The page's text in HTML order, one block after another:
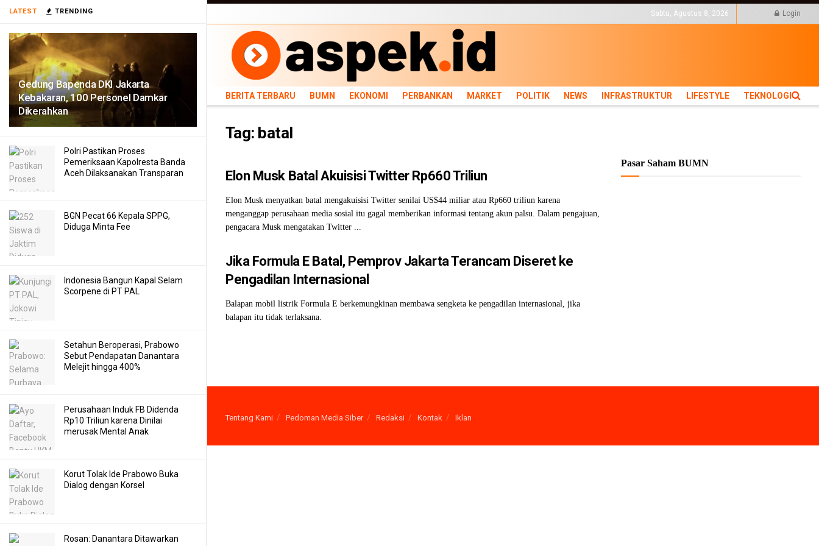
LATEST TRENDING
Gedung Bapenda DKI Jakarta
Kebakaran, 100 Personel Damkar
Dikerahkan
Polri Pastikan Proses
Pemeriksaan Kapolresta Banda
Aceh Dilaksanakan Transparan
BGN Pecat 66 Kepala SPPG,
Diduga Minta Fee
Indonesia Bangun Kapal Selam
Scorpene di PT PAL
Setahun Beroperasi, Prabowo
Sebut Pendapatan Danantara
Melejit hingga 400%
Perusahaan Induk FB Didenda
Rp10 Triliun karena Dinilai
merusak Mental Anak
Korut Tolak Ide Prabowo Buka
Dialog dengan Korsel
Rosan: Danantara Ditawarkan
Sabtu, Agustus 8, 2026 Login
BERITA TERBARU BUMN EKONOMI PERBANKAN MARKET POLITIK NEWS INFRASTRUKTUR LIFESTYLE TEKNOLOGI
Tag: batal
Elon Musk Batal Akuisisi Twitter Rp660 Triliun
Elon Musk menyatkan batal mengakuisisi Twitter senilai US$44 miliar atau Rp660 triliun karena
menganggap perusahaan media sosial itu gagal memberikan informasi tentang akun palsu. Dalam pengajuan,
pengacara Musk mengatakan Twitter ...
Jika Formula E Batal, Pemprov Jakarta Terancam Diseret ke
Pengadilan Internasional
Balapan mobil listrik Formula E berkemungkinan membawa sengketa ke pengadilan internasional, jika
balapan itu tidak terlaksana.
Pasar Saham BUMN
Tentang Kami Pedoman Media Siber Redaksi Kontak Iklan